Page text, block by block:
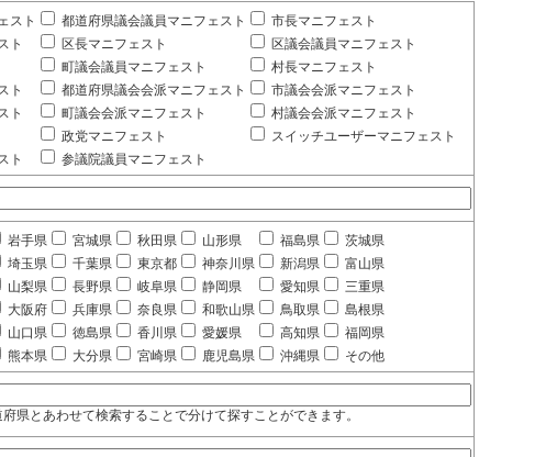
スト 都道府県議会議員マニフェスト
市長マニフェスト
ト
区長マニフェスト
区議会議員マニフェスト
町議会議員マニフェスト
村長マニフェスト
ト
都道府県議会会派マニフェスト
市議会会派マニフェスト
ト
町議会会派マニフェスト
村議会会派マニフェスト
政党マニフェスト
スイッチユーザーマニフェスト
ト
参議院議員マニフェスト
岩手県 宮城県 秋田県 山形県 福島県
茨城県
埼玉県 千葉県 東京都 神奈川県 新潟県
富山県
山梨県 長野県 岐阜県 静岡県 愛知県
三重県
大阪府 兵庫県 奈良県 和歌山県 鳥取県
島根県
山口県 徳島県 香川県 愛媛県 高知県
福岡県
熊本県 大分県 宮崎県 鹿児島県 沖縄県 その他
県とあわせて検索することで分けて探すことができます。